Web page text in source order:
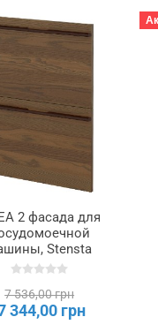
2 фасада для
Stensta
коричневая
МЕТОД,
895.744.91
7 536,00 грн
344,00 грн